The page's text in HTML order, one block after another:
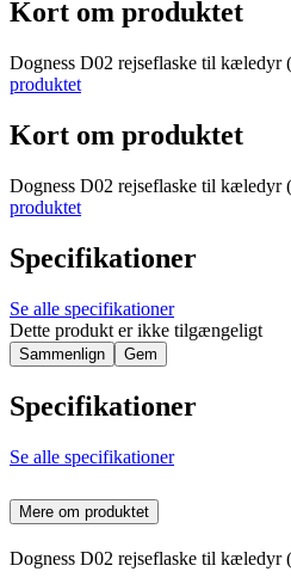
Kort om produktet
Dogness D02 rejseflaske til kæledyr
produktet
Kort om produktet
Dogness D02 rejseflaske til kæledyr
produktet
Specifikationer
Se alle specifikationer
Dette produkt er ikke tilgængeligt
Sammenlign Gem
Specifikationer
Se alle specifikationer
Mere om produktet
Dogness D02 rejseflaske til kæledyr